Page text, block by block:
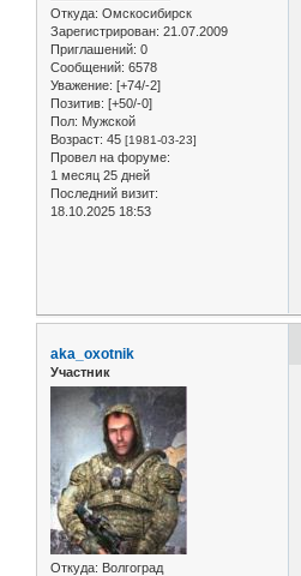
Откуда: Омскосибирск
Зарегистрирован: 21.07.2009
Приглашений: 0
Сообщений: 6578
Уважение: [+74/-2]
Позитив: [+50/-0]
Пол: Мужской
Возраст: 45 [1981-03-23]
Провел на форуме:
1 месяц 25 дней
Последний визит:
18.10.2025 18:53
aka_oxotnik
Участник
Откуда: Волгоград